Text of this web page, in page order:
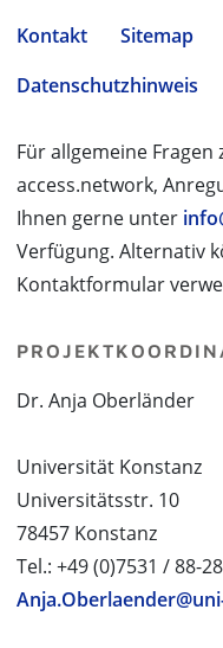
Kontakt Sitemap
Datenschutzhinweis
Für allgemeine
access.network,
Ihnen gerne unter
Verfügung. Alternativ
Kontaktformular
Dr. Anja Oberländer
Universität Konstanz
Universitätsstr. 10
78457 Konstanz
Tel.: +49 (0)7531 / 88-